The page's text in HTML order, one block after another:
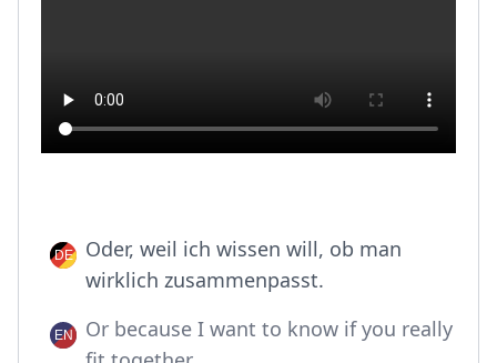
Oder, weil ich wissen will, ob man
wirklich zusammenpasst.
Or because I want to know if you really